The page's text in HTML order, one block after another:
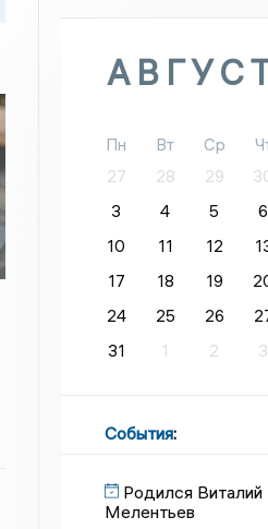
Пн Вт Ср
27
28 29
3
4 5 6
10
11 12
17
18 19
24
25 26
31
1 2 3
События:
Родился Виталий
Мелентьев